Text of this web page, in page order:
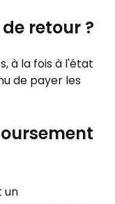
retour ?
à la fois à l'état
de payer les
un